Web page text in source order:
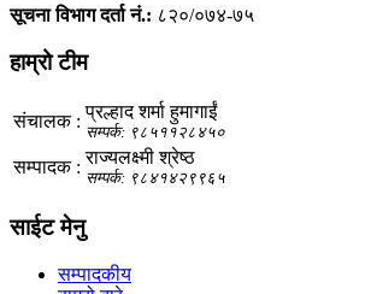
सूचना विभाग दर्ता नं.: ८२०/०७४-७५
हाम्रो टीम
संचालक : प्रल्हाद शर्मा हुमागाईं
सम्पर्क: ९८५११२८४५०
सम्पादक : राज्यलक्ष्मी श्रेष्ठ
सम्पर्क: ९८४१४२९९६५
साईट मेनु
सम्पादकीय